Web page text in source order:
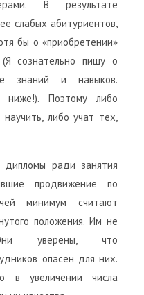
В результате
слабых абитуриентов,
бы о «приобретении»
(Я сознательно пишу о
знаний и навыков.
ниже!). Поэтому либо
либо учат тех,
дипломы ради занятия
продвижение по
минимум считают
положения. Им не
уверены, что
опасен для них.
в увеличении числа